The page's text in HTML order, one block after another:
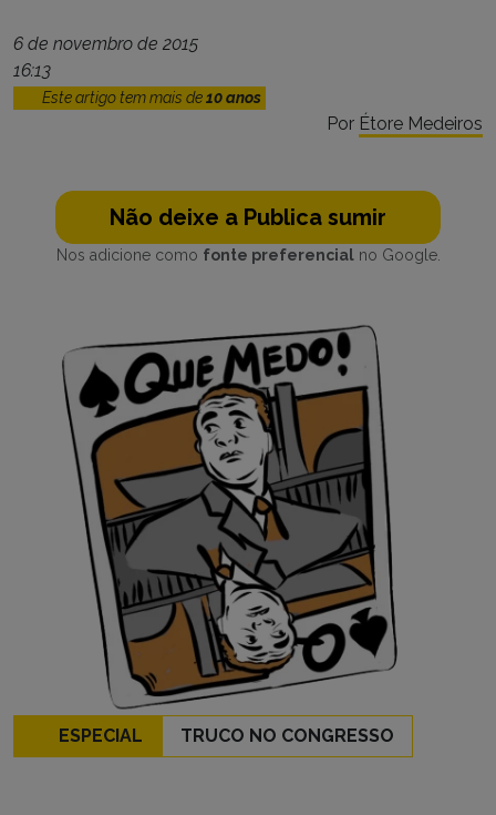
6 de novembro de 2015
16:13
Este artigo tem mais de10 anos
Por Étore Medeiros
Não deixe a Publica sumir
Nos adicione como fonte preferencialno Google.
ESPECIAL TRUCO NO CONGRESSO